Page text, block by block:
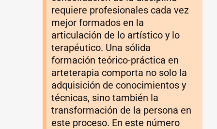
requiere profesionales cada vez
mejor formados en la
articulación de lo artístico y lo
terapéutico. Una sólida
formación teórico-práctica en
arteterapia comporta no solo la
adquisición de conocimientos y
técnicas, sino también la
transformación de la persona en
este proceso. En este número